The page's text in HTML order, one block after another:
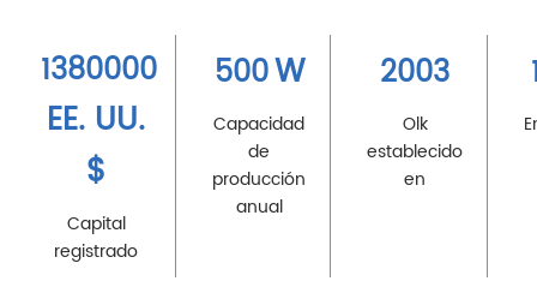
1380000
EE. UU.
$
Capital
registrado
500W
Capacidad
de
producción
anual
2003
Olk
establecido
en